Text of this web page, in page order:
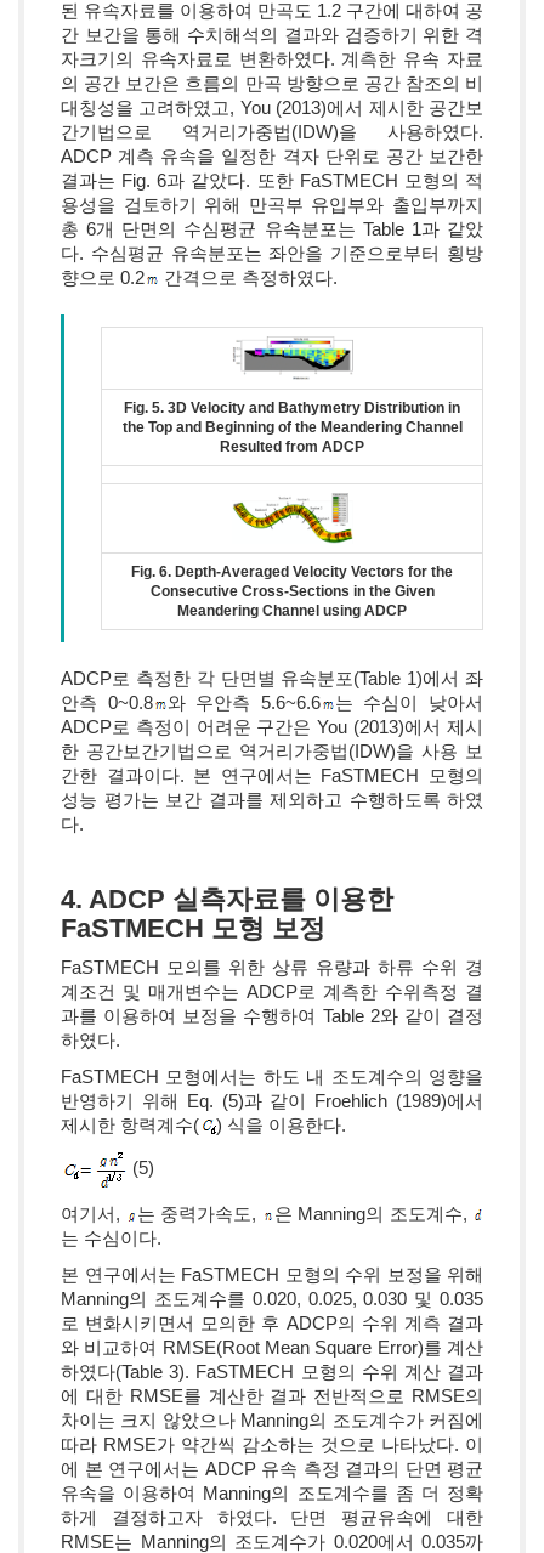
된 유속자료를 이용하여 만곡도 1.2 구간에 대하여 공
간 보간을 통해 수치해석의 결과와 검증하기 위한 격
자크기의 유속자료로 변환하였다. 계측한 유속 자료
의 공간 보간은 흐름의 만곡 방향으로 공간 참조의 비
대칭성을 고려하였고, You (2013)에서 제시한 공간보
간기법으로 역거리가중법(IDW)을 사용하였다.
ADCP 계측 유속을 일정한 격자 단위로 공간 보간한
결과는 Fig. 6과 같았다. 또한 FaSTMECH 모형의 적
용성을 검토하기 위해 만곡부 유입부와 출입부까지
총 6개 단면의 수심평균 유속분포는 Table 1과 같았
다. 수심평균 유속분포는 좌안을 기준으로부터 횡방
향으로 0.2
간격으로 측정하였다.
Fig. 5. 3D Velocity and Bathymetry Distribution in
the Top and Beginning of the Meandering Channel
Resulted from ADCP
Fig. 6. Depth-Averaged Velocity Vectors for the
Consecutive Cross-Sections in the Given
Meandering Channel using ADCP
ADCP로 측정한 각 단면별 유속분포(Table 1)에서 좌
안측 0~0.8
와 우안측 5.6~6.6
는 수심이 낮아서
ADCP로 측정이 어려운 구간은 You (2013)에서 제시
한 공간보간기법으로 역거리가중법(IDW)을 사용 보
간한 결과이다. 본 연구에서는 FaSTMECH 모형의
성능 평가는 보간 결과를 제외하고 수행하도록 하였
다.
4. ADCP 실측자료를 이용한
FaSTMECH 모형 보정
FaSTMECH 모의를 위한 상류 유량과 하류 수위 경
계조건 및 매개변수는 ADCP로 계측한 수위측정 결
과를 이용하여 보정을 수행하여 Table 2와 같이 결정
하였다.
FaSTMECH 모형에서는 하도 내 조도계수의 영향을
반영하기 위해 Eq. (5)과 같이 Froehlich (1989)에서
제시한 항력계수(
) 식을 이용한다.
(5)
여기서, 는 중력가속도,
은 Manning의 조도계수,
는 수심이다.
본 연구에서는 FaSTMECH 모형의 수위 보정을 위해
Manning의 조도계수를 0.020, 0.025, 0.030 및 0.035
로 변화시키면서 모의한 후 ADCP의 수위 계측 결과
와 비교하여 RMSE(Root Mean Square Error)를 계산
하였다(Table 3). FaSTMECH 모형의 수위 계산 결과
에 대한 RMSE를 계산한 결과 전반적으로 RMSE의
차이는 크지 않았으나 Manning의 조도계수가 커짐에
따라 RMSE가 약간씩 감소하는 것으로 나타났다. 이
에 본 연구에서는 ADCP 유속 측정 결과의 단면 평균
유속을 이용하여 Manning의 조도계수를 좀 더 정확
하게 결정하고자 하였다. 단면 평균유속에 대한
RMSE는 Manning의 조도계수가 0.020에서 0.035까